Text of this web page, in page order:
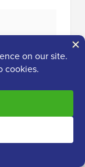
ett team
Balkhi
2009